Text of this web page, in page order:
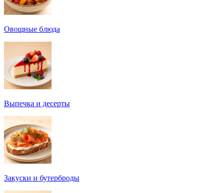
Овощные блюда
Выпечка и десерты
Закуски и бутерброды